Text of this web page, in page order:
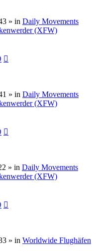
» in Daily Movements
(XFW)
» in Daily Movements
(XFW)
» in Daily Movements
(XFW)
» in Worldwide Flughäfen